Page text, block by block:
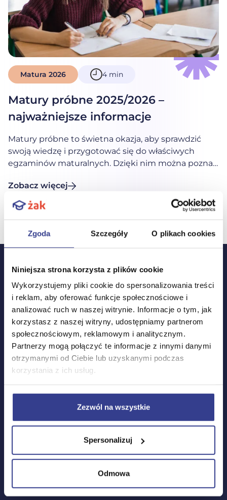
Zgoda Szczegóły O plikach cookies
Niniejsza strona korzysta z plików cookie
Wykorzystujemy pliki cookie do spersonalizowania treści
i reklam, aby oferować funkcje społecznościowe i
analizować ruch w naszej witrynie. Informacje o tym, jak
korzystasz z naszej witryny, udostępniamy partnerom
społecznościowym, reklamowym i analitycznym.
Partnerzy mogą połączyć te informacje z innymi danymi
otrzymanymi od Ciebie lub uzyskanymi podczas
korzystania z ich usług.
Zezwól na wszystkie
Spersonalizuj
Odmowa
Matura 2026 4 min
14-11-2025
Matury próbne 2025/2026 –
najważniejsze informacje
Matury próbne to świetna okazja, aby sprawdzić
swoją wiedzę i przygotować się do właściwych
egzaminów maturalnych. Dzięki nim można poznać
wymagające poprawy. To wszystko na luzie, bez
stresu o wyniki, bo testy diagnostyczne nie są
oceniane, jak inne sprawdziany i egzaminy. Kiedy są
Zobacz więcej
Stopka
Materiały wideo
Powtórka z matematyki
Powtórka z polskiego
Powtórka z angielskiego
Testy i arkusze maturalne
Wszystkie testy